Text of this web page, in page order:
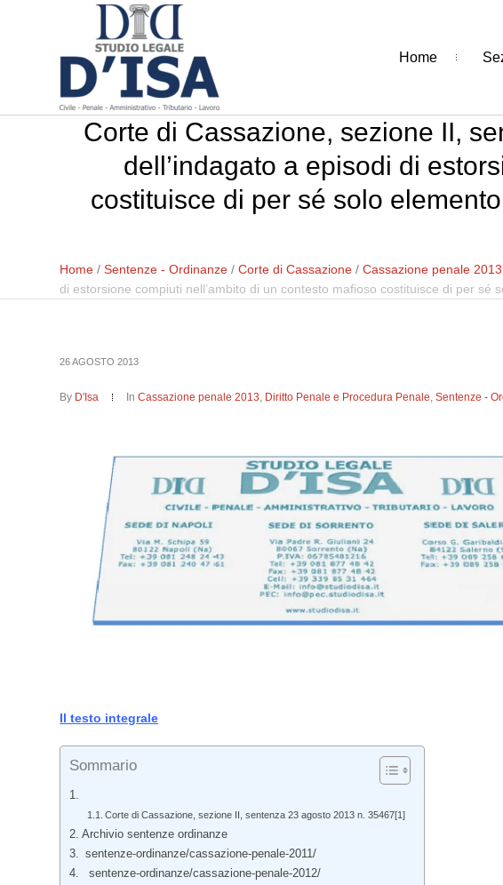
Home
Corte di Cassazione, sezione II,
dell’indagato a episodi di
costituisce di per sé solo
Home /Sentenze - Ordinanze /Corte di Cassazione /Cassazione penale 2013
di estorsione compiuti nell’ambito di un contesto mafioso costituisce di per
26 AGOSTO 2013
By D'Isa InCassazione penale 2013, Diritto Penale e Procedura Penale,Sentenze -
Il testo integrale
Sommario
Corte di Cassazione, sezione II, sentenza 23 agosto 2013 n. 35467[1]
Archivio sentenze ordinanze
sentenze-ordinanze/cassazione-penale-2011/
sentenze-ordinanze/cassazione-penale-2012/